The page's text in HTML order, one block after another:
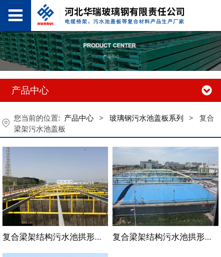
产品中心
您当前的位置: 产品中心 > 玻璃钢污水池盖板系列 >
复合
梁架污水池盖板
复合梁架结构污水池拱形盖板 复合梁架结构污水池拱形盖板